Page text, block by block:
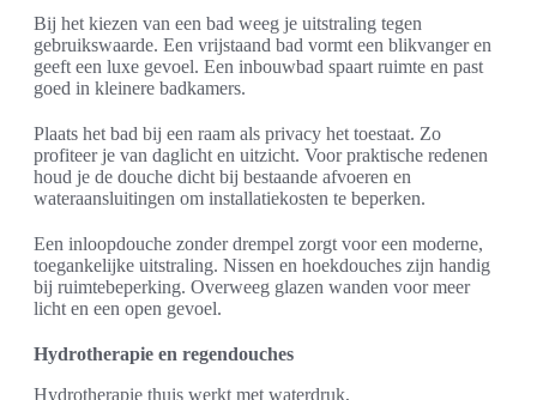
Bij het kiezen van een bad weeg je uitstraling tegen
gebruikswaarde. Een vrijstaand bad vormt een blikvanger en
geeft een luxe gevoel. Een inbouwbad spaart ruimte en past
goed in kleinere badkamers.
Plaats het bad bij een raam als privacy het toestaat. Zo
profiteer je van daglicht en uitzicht. Voor praktische redenen
houd je de douche dicht bij bestaande afvoeren en
wateraansluitingen om installatiekosten te beperken.
Een inloopdouche zonder drempel zorgt voor een moderne,
toegankelijke uitstraling. Nissen en hoekdouches zijn handig
bij ruimtebeperking. Overweeg glazen wanden voor meer
licht en een open gevoel.
Hydrotherapie en regendouches
Hydrotherapie thuis werkt met waterdruk,